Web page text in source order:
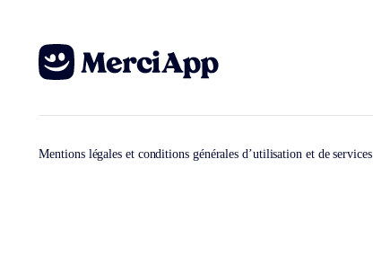
Mentions légales et conditions générales d’utilisation et de services